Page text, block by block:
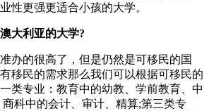
性更强更适合小孩的大学。
大利亚的大学?
办的很高了，但是仍然是可移民的国
移民的需求那么我们可以根据可移民的
类专业：教育中的幼教、学前教育、中
科中的会计、审计、精算;第三类专